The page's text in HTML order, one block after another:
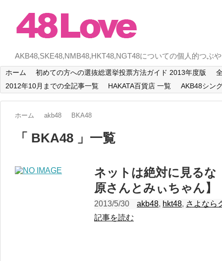
AKB48,SKE48,NMB48,HKT48,NGT48についての個人的つぶ
ホーム 初めての方への選抜総選挙投票方法ガイド 2013年度版
2012年10月までの全記事一覧
HAKATA百貨店 一覧 AKB48シン
ホーム akb48 BKA48
「 BKA48 」一覧
ネットは絶対に見るな
原さんとみぃちゃん】
2013/5/30 akb48, hkt48, さよなら
記事を読む